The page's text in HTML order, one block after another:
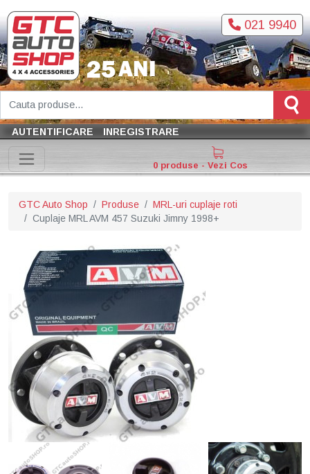
021 9940
AUTENTIFICARE INREGISTRARE
0 produse - Vezi Cos
GTC Auto Shop Produse
MRL-uri cuplaje roti
Cuplaje MRL AVM 457 Suzuki Jimny 1998+